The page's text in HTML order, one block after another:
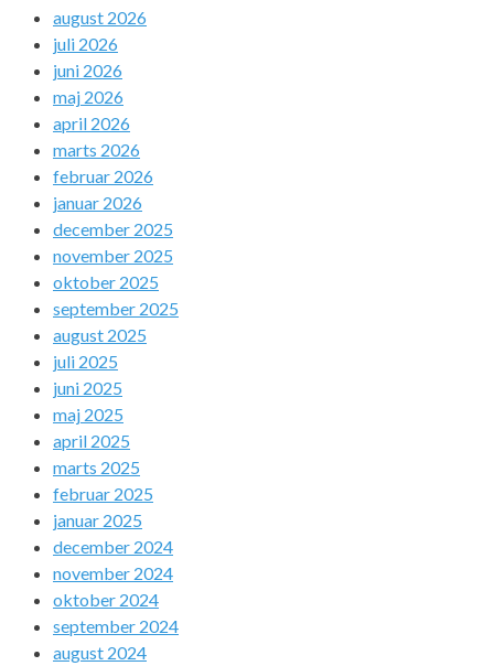
august 2026
juli 2026
juni 2026
maj 2026
april 2026
marts 2026
februar 2026
januar 2026
december 2025
november 2025
oktober 2025
september 2025
august 2025
juli 2025
juni 2025
maj 2025
april 2025
marts 2025
februar 2025
januar 2025
december 2024
november 2024
oktober 2024
september 2024
august 2024